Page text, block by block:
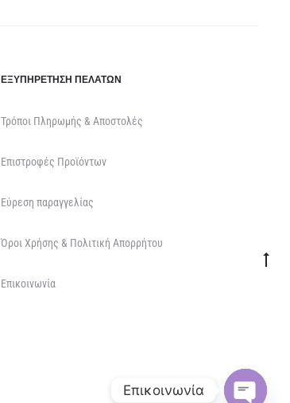
ΕΞΥΠΗΡΈΤΗΣΗ ΠΕΛΑΤΏΝ
Τρόποι Πληρωμής & Αποστολές
Επιστροφές Προϊόντων
Εύρεση παραγγελίας
Όροι Χρήσης & Πολιτική Απορρήτου
Επικοινωνία
Επικοινωνία